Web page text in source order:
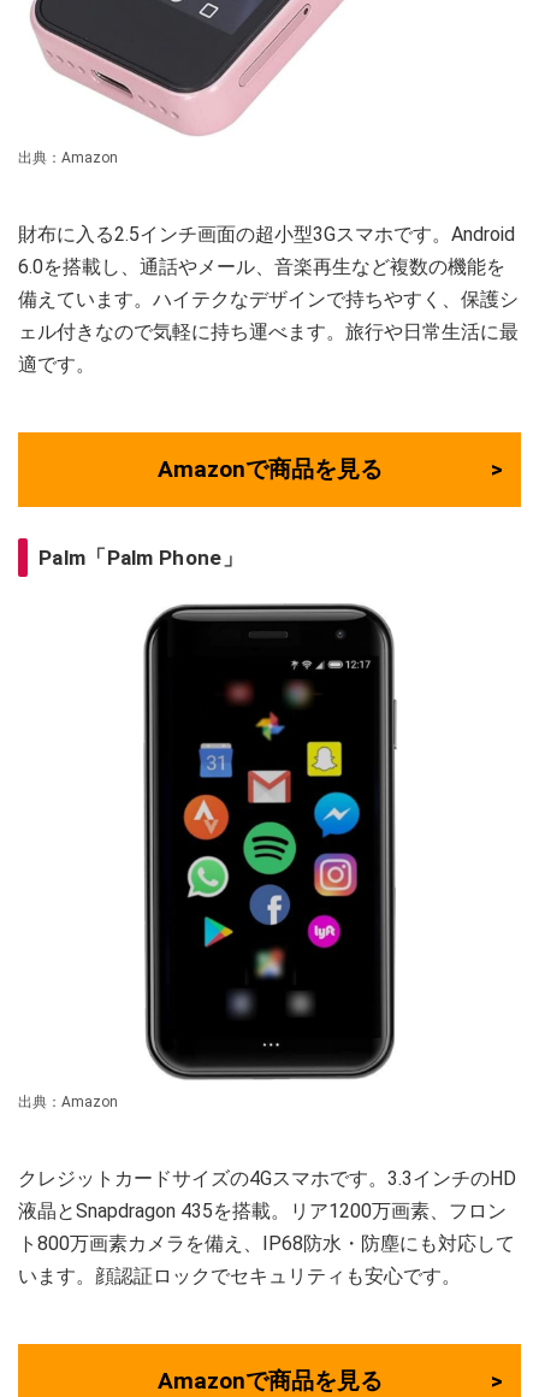
出典：Amazon
財布に入る2.5インチ画面の超小型3Gスマホです。Android
6.0を搭載し、通話やメール、音楽再生など複数の機能を
備えています。ハイテクなデザインで持ちやすく、保護シ
ェル付きなので気軽に持ち運べます。旅行や日常生活に最
適です。
Amazonで商品を見る
Palm「Palm Phone」
出典：Amazon
クレジットカードサイズの4Gスマホです。3.3インチのHD
液晶とSnapdragon 435を搭載。リア1200万画素、フロン
ト800万画素カメラを備え、IP68防水・防塵にも対応して
います。顔認証ロックでセキュリティも安心です。
Amazonで商品を見る